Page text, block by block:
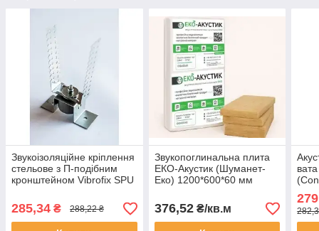
Звукоізоляційне кріплення
стельове з П-подібним
кронштейном Vibrofix SPU
285,34 ₴ 288,22 ₴
Звукопоглинальна плита
ЕКО-Акустик (Шуманет-
Еко) 1200*600*60 мм
376,52₴/кв.м